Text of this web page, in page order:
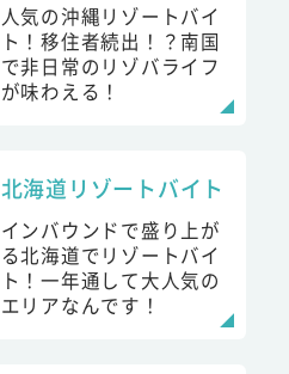
人気の沖縄リゾートバイ
ト！移住者続出！？南国
で非日常のリゾバライフ
が味わえる！
北海道リゾートバイト
インバウンドで盛り上が
る北海道でリゾートバイ
ト！一年通して大人気の
エリアなんです！